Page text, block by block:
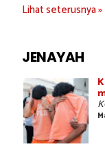
Lihat seterusnya »
JENAYAH